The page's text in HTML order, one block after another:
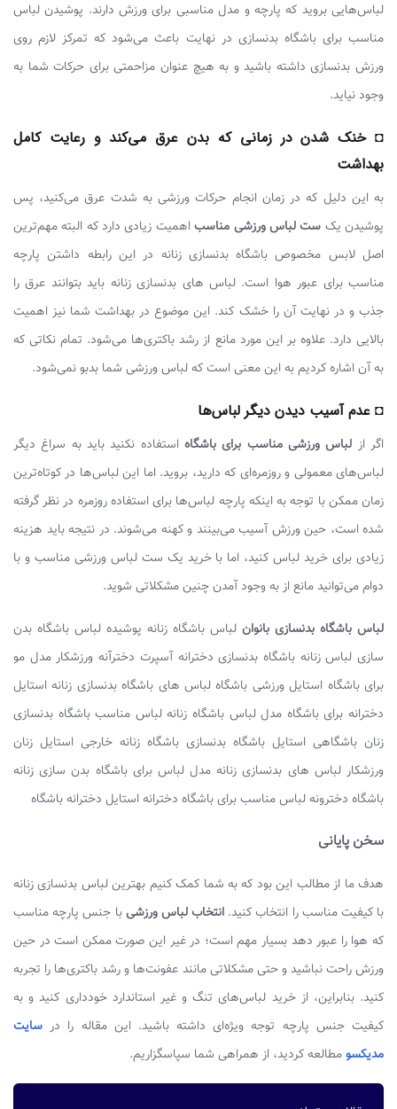
لباس‌هایی بروید که پارچه و مدل مناسبی برای ورزش دارند. پوشیدن لباس
مناسب برای باشگاه بدنسازی در نهایت باعث می‌شود که تمرکز لازم روی
ورزش بدنسازی داشته باشید و به هیچ عنوان مزاحمتی برای حرکات شما به
وجود نیاید.
◘ خنک شدن در زمانی که بدن عرق می‌کند و رعایت کامل
بهداشت
به این دلیل که در زمان انجام حرکات ورزشی به شدت عرق می‌کنید، پس
پوشیدن یک ست لباس ورزشی مناسباهمیت زیادی دارد که البته مهم‌ترین
اصل لابس مخصوص باشگاه بدنسازی زنانه در این رابطه داشتن پارچه
مناسب برای عبور هوا است. لباس های بدنسازی زنانه باید بتوانند عرق را
جذب و در نهایت آن را خشک کند. این موضوع در بهداشت شما نیز اهمیت
بالایی دارد. علاوه بر این مورد مانع از رشد باکتری‌ها می‌شود. تمام نکاتی که
به آن اشاره کردیم به این معنی است که لباس ورزشی شما بدبو نمی‌شود.
◘ عدم آسیب دیدن دیگر لباس‌ها
اگر از لباس ورزشی مناسب برای باشگاه استفاده نکنید باید به سراغ دیگر
لباس‌های معمولی و روزمره‌ای که دارید، بروید. اما این لباس‌ها در کوتاه‌ترین
زمان ممکن با توجه به اینکه پارچه لباس‌ها برای استفاده روزمره در نظر گرفته
شده است، حین ورزش آسیب می‌بینند و کهنه می‌شوند. در نتیجه باید هزینه
زیادی برای خرید لباس کنید، اما با خرید یک ست لباس ورزشی مناسب و با
دوام می‌توانید مانع از به وجود آمدن چنین مشکلاتی شوید.
لباس باشگاه بدنسازی بانوان لباس باشگاه زنانه پوشیده لباس باشگاه بدن
سازی لباس زنانه باشگاه بدنسازی دخترانه آسپرت دخترآنه ورزشکار مدل مو
برای باشگاه استایل ورزشی باشگاه لباس های باشگاه بدنسازی زنانه استایل
دخترانه برای باشگاه مدل لباس باشگاه زنانه لباس مناسب باشگاه بدنسازی
زنان باشگاهی استایل باشگاه بدنسازی باشگاه زنانه خارجی استایل زنان
ورزشکار لباس های بدنسازی زنانه مدل لباس برای باشگاه بدن سازی زنانه
باشگاه دخترونه لباس مناسب برای باشگاه دخترانه استایل دخترانه باشگاه
سخن پایانی
هدف ما از مطالب این بود که به شما کمک کنیم بهترین لباس بدنسازی زنانه
با کیفیت مناسب را انتخاب کنید. انتخاب لباس ورزشیبا جنس پارچه مناسب
که هوا را عبور دهد بسیار مهم است؛ در غیر این صورت ممکن است در حین
ورزش راحت نباشید و حتی مشکلاتی مانند عفونت‌ها و رشد باکتری‌ها را تجربه
کنید. بنابراین، از خرید لباس‌های تنگ و غیر استاندارد خودداری کنید و به
کیفیت جنس پارچه توجه ویژه‌ای داشته باشید. این مقاله را در سایت
مدیکسومطالعه کردید، از همراهی شما سپاسگزاریم.